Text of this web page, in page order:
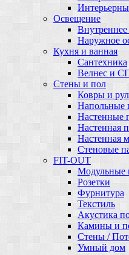
Освещение
Наружное
Кухня и ванная
Сантехника
Велнес и
Стены и пол
Ковры и
Напольные
Настенные
Настенная
Настенная
Стеновые
FIT-OUT
Модульные
Розетки
Фурнитура
Текстиль
Акустика
Камины и
Стены /
Умный дом